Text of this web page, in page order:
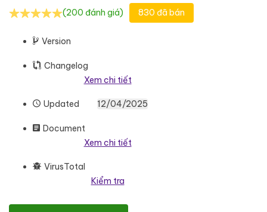
(200 đánh giá) 830 đã bán
Version
Changelog
Xem chi tiết
Updated 12/04/2025
Document
Xem chi tiết
VirusTotal
Kiểm tra
Big Bag - Wholesale Store Shopify Theme số lượng